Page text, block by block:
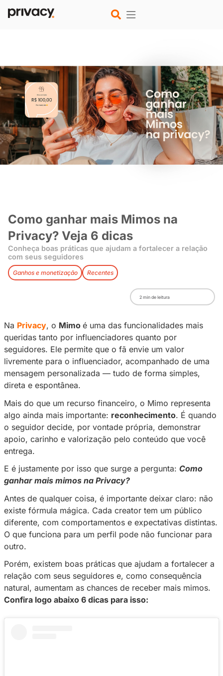
Como ganhar mais Mimos na
Privacy? Veja 6 dicas
com seus seguidores
Ganhos e monetização Recentes
2min de leitura
NaPrivacy, oMimoé uma das
queridas tanto por influenciadores quanto por
seguidores. Ele permite que o fã envie um
livremente para o influenciador,
mensagem personalizada — tudo de forma
direta e espontânea.
Mais do que um recurso financeiro, o Mimo
algo ainda mais importante:reconhecimento
o seguidor decide, por vontade própria,
apoio, carinho e valorização pelo conteúdo
entrega.
E é justamente por isso que surge a
ganhar mais mimos na Privacy?
Antes de qualquer coisa, é importante deixar